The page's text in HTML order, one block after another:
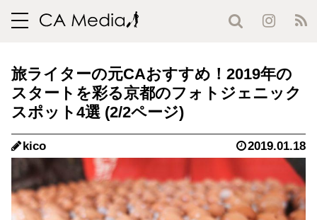
toggle
旅ライターの元CAおすすめ！2019年の
スタートを彩る京都のフォトジェニック
スポット4選 (2/2ページ)
kico 2019.01.18